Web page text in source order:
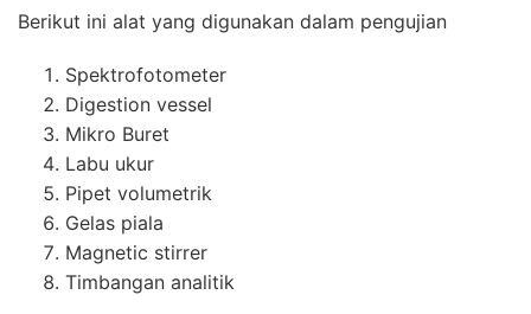
Berikut ini alat yang digunakan dalam pengujian
Spektrofotometer
Digestion vessel
Mikro Buret
Labu ukur
Pipet volumetrik
Gelas piala
Magnetic stirrer
Timbangan analitik